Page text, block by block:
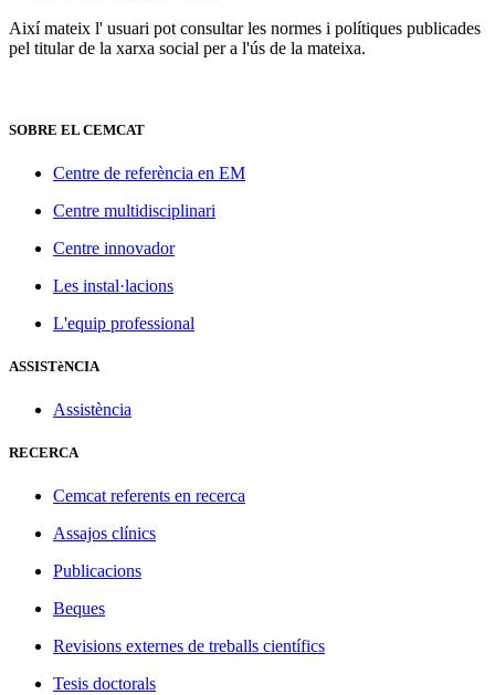
Així mateix l' usuari pot consultar les normes i polítiques publicades
pel titular de la xarxa social per a l'ús de la mateixa.
SOBRE EL CEMCAT
Centre de referència en EM
Centre multidisciplinari
Centre innovador
Les instal·lacions
L'equip professional
ASSISTèNCIA
Assistència
RECERCA
Cemcat referents en recerca
Assajos clínics
Publicacions
Beques
Revisions externes de treballs científics
Tesis doctorals